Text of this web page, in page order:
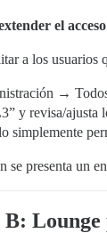
el
a los
→
y revisa/ajusta
simplemente
se presenta un
B: Lounge